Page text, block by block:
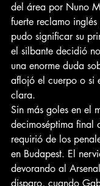
del área por Nuno
fuerte reclamo
pudo significar su
el silbante decidió
una enorme duda
aflojó el cuerpo o si
clara.
Sin más goles en el
decimoséptima final
requirió de los
en Budapest. El
devorando al